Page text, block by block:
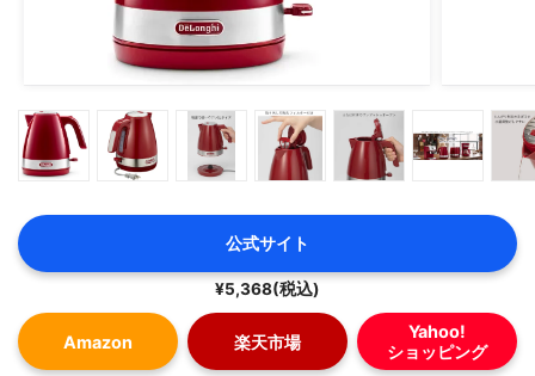
公式サイト
¥5,368(税込)
Amazon 楽天市場
Yahoo!
ショッピング